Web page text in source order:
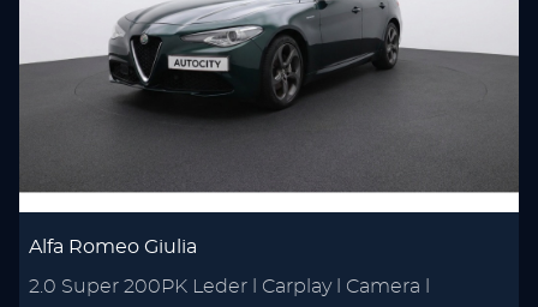
Alfa Romeo Giulia
2.0 Super 200PK Leder l Carplay l Camera l